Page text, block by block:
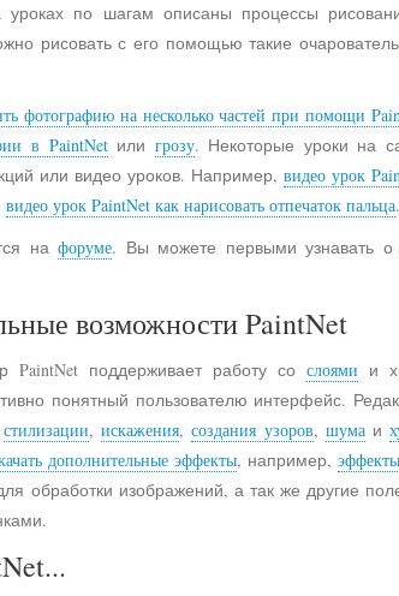
по шагам описаны процессы
рисовать с его помощью такие
фотографию на несколько частей при помощи
в PaintNetили грозу. Некоторые уроки на
или видео уроков. Например,видео урок
видео урок PaintNet как нарисовать отпечаток пальца.
нафоруме. Вы можете первыми узнавать о
возможности PaintNet
PaintNet поддерживает работу со слоями и
понятный пользователю интерфейс.
стилизации, искажения,создания узоров, шумаи
дополнительные эффекты, например,
обработки изображений, а так же другие